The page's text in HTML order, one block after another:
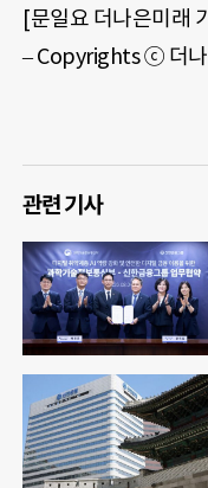
[문일요 더나은미래
– Copyrights ⓒ 더
관련 기사